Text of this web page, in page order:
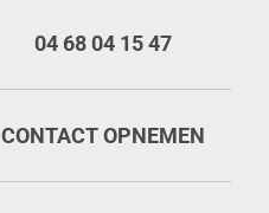
04 68 04 15 47
CONTACT OPNEMEN